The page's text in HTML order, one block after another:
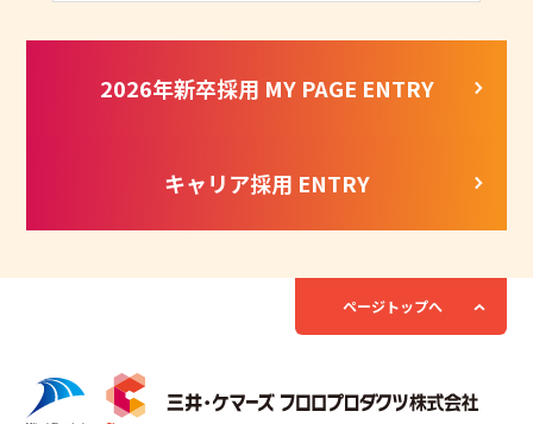
2026年新卒採用 MY PAGE ENTRY
キャリア採用 ENTRY
ページトップへ